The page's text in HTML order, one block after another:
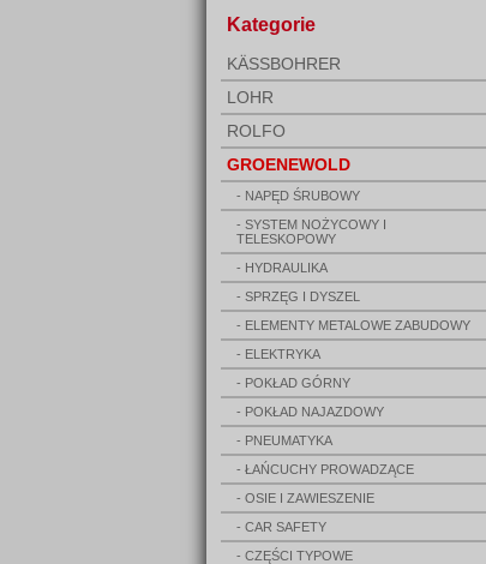
Kategorie
KÄSSBOHRER
LOHR
ROLFO
GROENEWOLD
- NAPĘD ŚRUBOWY
- SYSTEM NOŻYCOWY I
TELESKOPOWY
- HYDRAULIKA
- SPRZĘG I DYSZEL
- ELEMENTY METALOWE ZABUDOWY
- ELEKTRYKA
- POKŁAD GÓRNY
- POKŁAD NAJAZDOWY
- PNEUMATYKA
- ŁAŃCUCHY PROWADZĄCE
- OSIE I ZAWIESZENIE
- CAR SAFETY
- CZĘŚCI TYPOWE